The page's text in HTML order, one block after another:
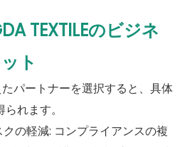
TEXTILEのビジネ
ト
パートナーを選択すると、具体
れます。
の軽減: コンプライアンスの複